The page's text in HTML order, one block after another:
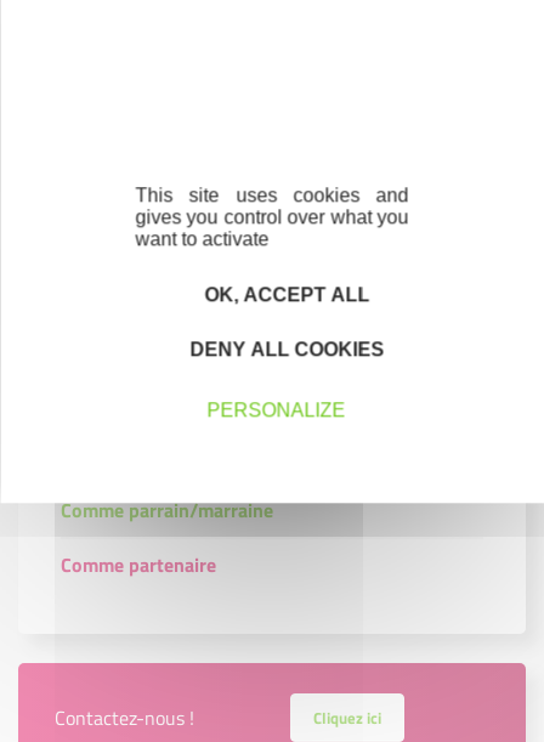
Contactez l'association locale près de chez
vous !
Je m'engage
Comme expert bénévole du réseau Initiative
Comme parrain/marraine
Comme partenaire
Contactez-nous ! Cliquez ici
This site uses cookies and
gives you control over what you
want to activate
OK, ACCEPT ALL
DENY ALL COOKIES
PERSONALIZE